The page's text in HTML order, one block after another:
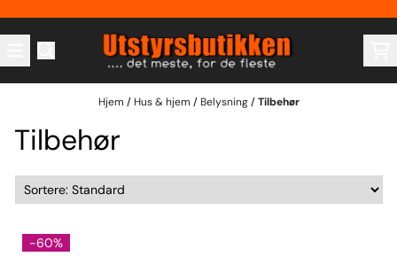
Hopp til innhold
Hjem / Hus & hjem / Belysning/Tilbehør
Tilbehør
-60%